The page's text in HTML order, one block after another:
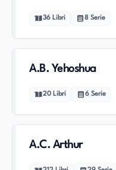
36 Libri 8 Serie
A.B. Yehoshua
20 Libri 6 Serie
A.C. Arthur